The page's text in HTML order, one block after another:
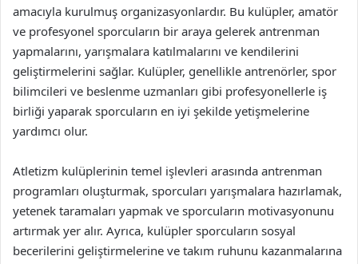
amacıyla kurulmuş organizasyonlardır. Bu kulüpler, amatör
ve profesyonel sporcuların bir araya gelerek antrenman
yapmalarını, yarışmalara katılmalarını ve kendilerini
geliştirmelerini sağlar. Kulüpler, genellikle antrenörler, spor
bilimcileri ve beslenme uzmanları gibi profesyonellerle iş
birliği yaparak sporcuların en iyi şekilde yetişmelerine
yardımcı olur.
Atletizm kulüplerinin temel işlevleri arasında antrenman
programları oluşturmak, sporcuları yarışmalara hazırlamak,
yetenek taramaları yapmak ve sporcuların motivasyonunu
artırmak yer alır. Ayrıca, kulüpler sporcuların sosyal
becerilerini geliştirmelerine ve takım ruhunu kazanmalarına